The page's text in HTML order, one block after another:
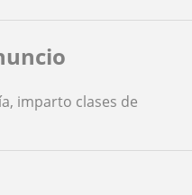
imparto clases de